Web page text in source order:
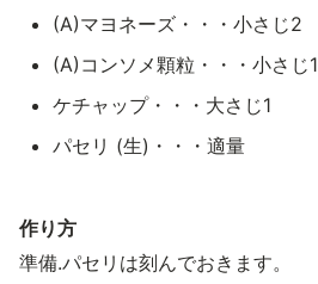
(A)マヨネーズ・・・小さじ2
(A)コンソメ顆粒・・・小さじ1
ケチャップ・・・大さじ1
パセリ (生)・・・適量
作り方
準備.パセリは刻んでおきます。